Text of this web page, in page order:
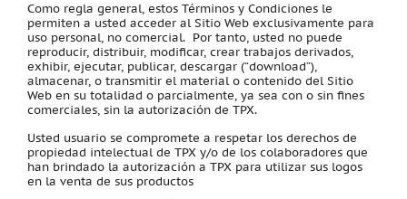
Como regla general, estos Términos y Condiciones le
permiten a usted acceder al Sitio Web exclusivamente para
uso personal, no comercial. Por tanto, usted no puede
reproducir, distribuir, modificar, crear trabajos derivados,
exhibir, ejecutar, publicar, descargar (“download”),
almacenar, o transmitir el material o contenido del Sitio
Web en su totalidad o parcialmente, ya sea con o sin fines
comerciales, sin la autorización de TPX.
Usted usuario se compromete a respetar los derechos de
propiedad intelectual de TPX y/o de los colaboradores que
han brindado la autorización a TPX para utilizar sus logos
en la venta de sus productos